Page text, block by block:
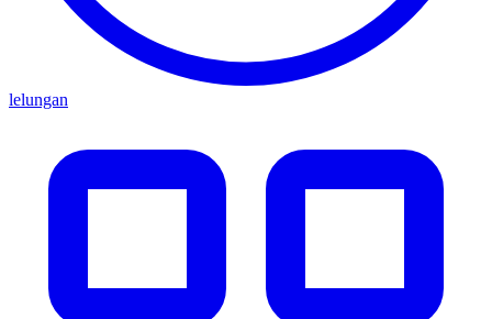
lelungan